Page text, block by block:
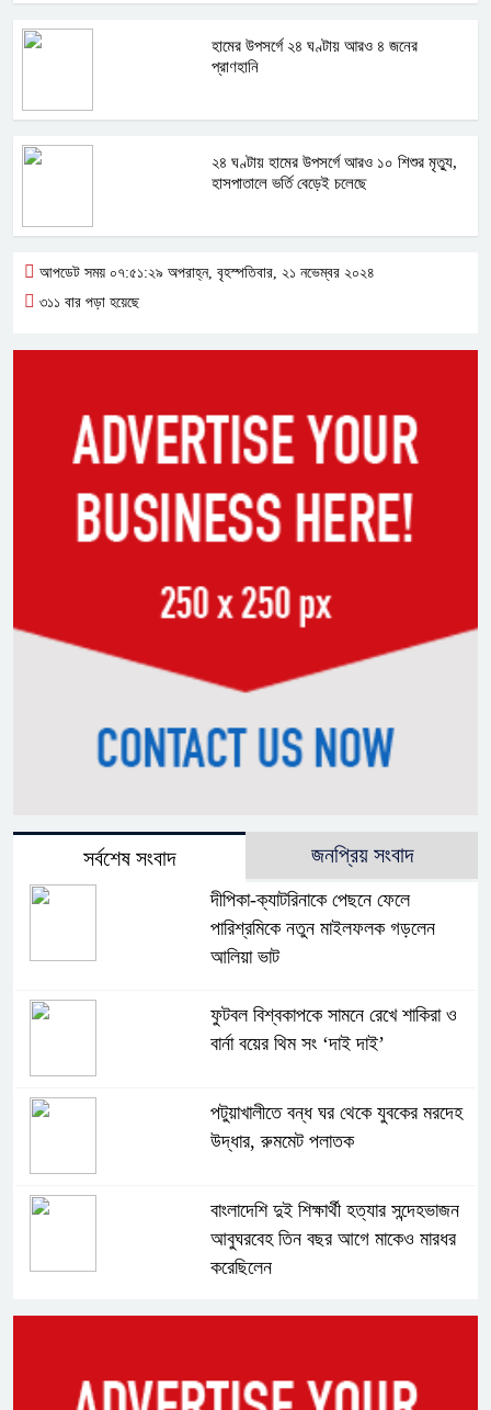
হামের উপসর্গে ২৪ ঘণ্টায় আরও ৪ জনের
প্রাণহানি
২৪ ঘণ্টায় হামের উপসর্গে আরও ১০ শিশুর মৃত্যু,
হাসপাতালে ভর্তি বেড়েই চলেছে
আপডেট সময় ০৭:৫১:২৯ অপরাহ্ন, বৃহস্পতিবার, ২১ নভেম্বর ২০২৪
৩১১ বার পড়া হয়েছে
সর্বশেষ সংবাদ জনপ্রিয় সংবাদ
দীপিকা-ক্যাটরিনাকে পেছনে ফেলে
পারিশ্রমিকে নতুন মাইলফলক গড়লেন
আলিয়া ভাট
ফুটবল বিশ্বকাপকে সামনে রেখে শাকিরা ও
বার্না বয়ের থিম সং ‘দাই দাই’
পটুয়াখালীতে বন্ধ ঘর থেকে যুবকের মরদেহ
উদ্ধার, রুমমেট পলাতক
বাংলাদেশি দুই শিক্ষার্থী হত্যার সন্দেহভাজন
আবুঘরবেহ তিন বছর আগে মাকেও মারধর
করেছিলেন